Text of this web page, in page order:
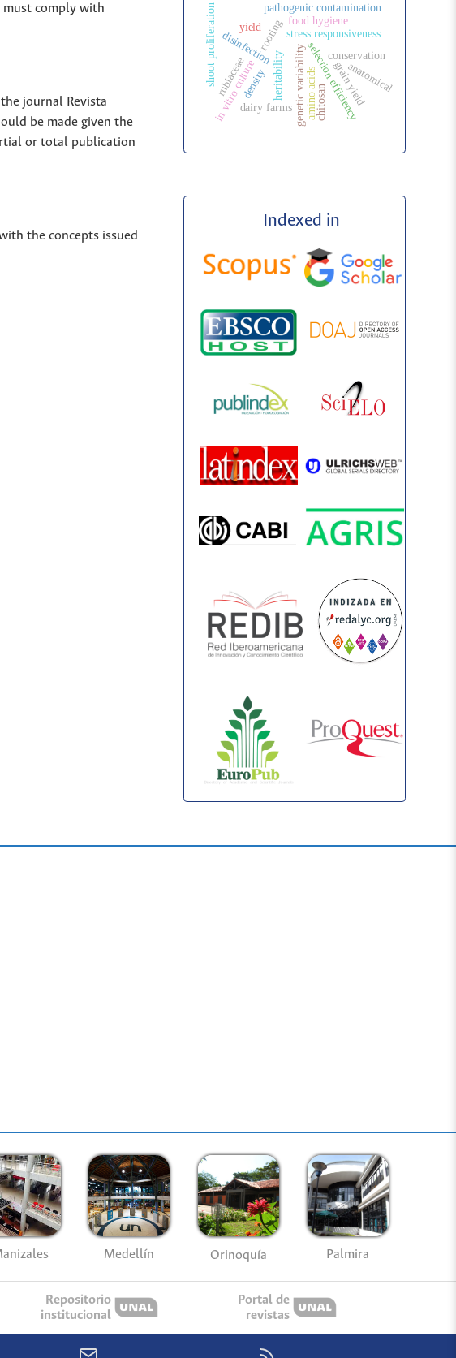
comply with
journal Revista
be made given the
or total publication
the concepts issued
genetic variability
heritability selection efficiency
stress responsiveness
yield
conservation
disinfection
in vitro culture
rooting
rubiaceae
shoot proliferation
dairy farms
food hygiene
pathogenic contamination
amino acidschitosangrain yield
anatomical
density
Indexed in
Medellín Orinoquía Palmira
Repositorio
institucional
Portal de
revistas